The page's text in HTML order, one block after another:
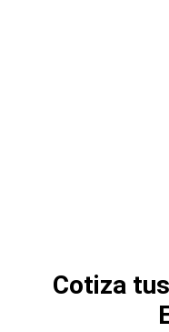
Cotiza